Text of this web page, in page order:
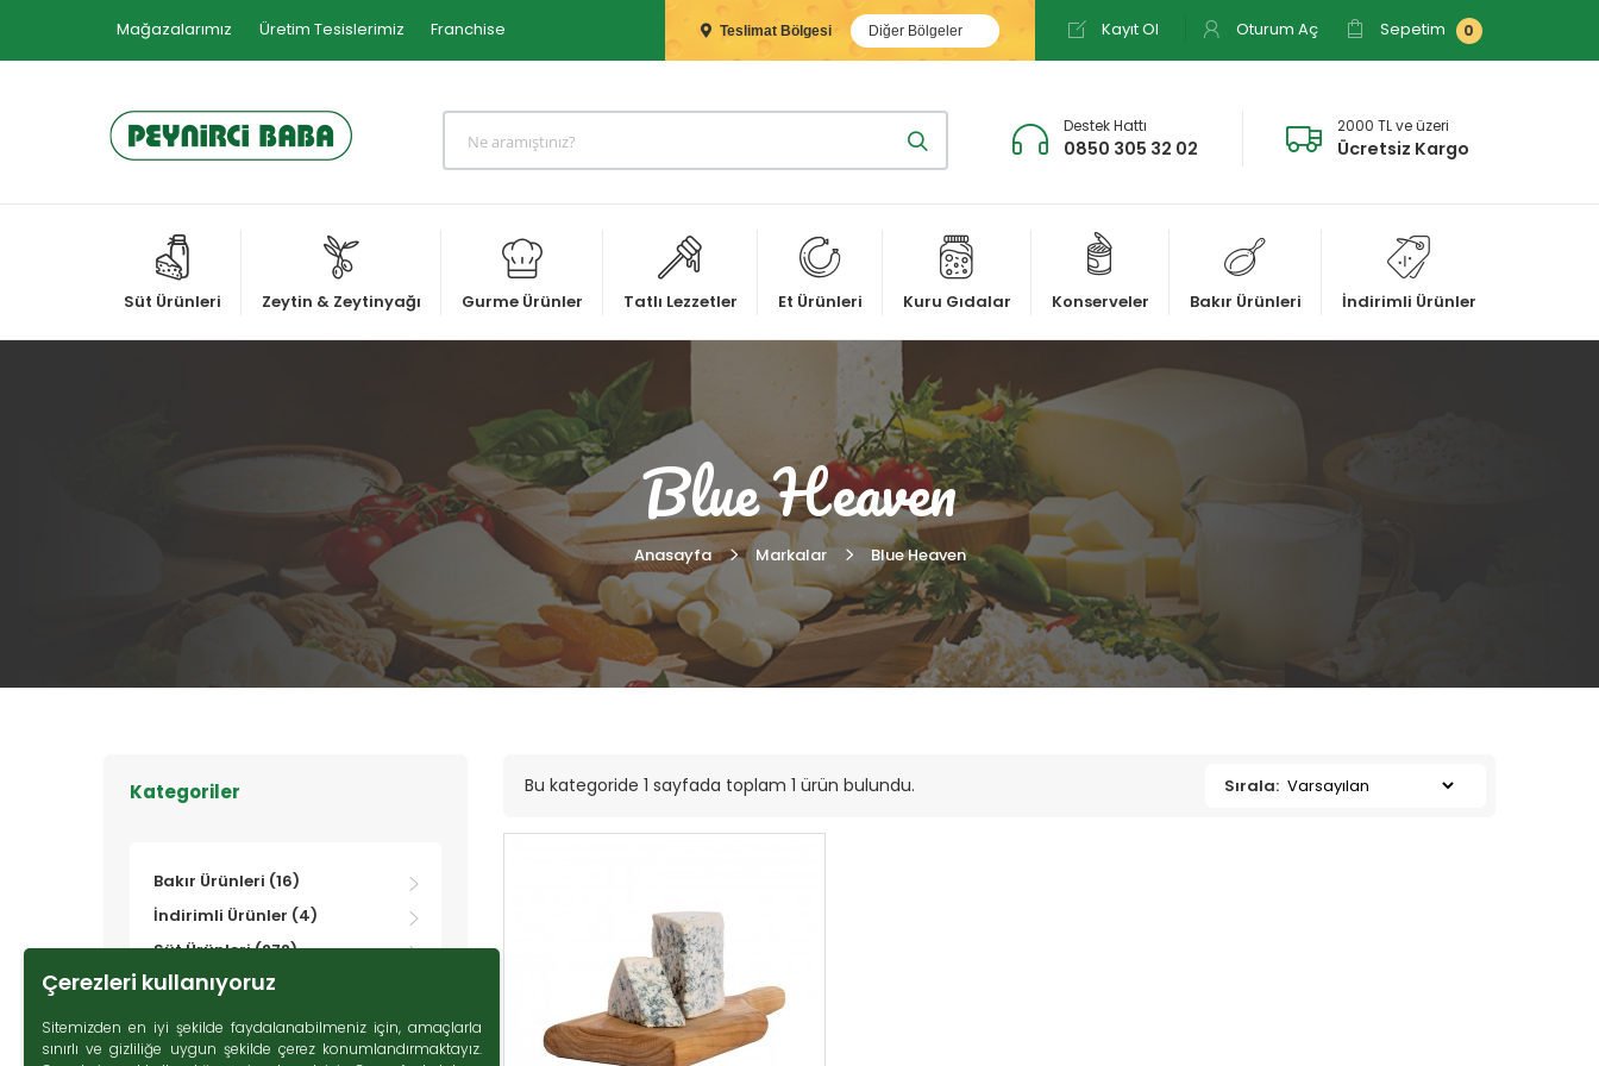
Mağazalarımız Üretim Tesislerimiz Franchise Teslimat Bölgesi Diğer Bölgeler Kayıt Ol Oturum Aç Sepetim 0
Destek Hattı
0850 305 32 02
2000 TL ve üzeri
Ücretsiz Kargo
Süt Ürünleri Zeytin & Zeytinyağı Gurme Ürünler Tatlı Lezzetler Et Ürünleri Kuru Gıdalar Konserveler Bakır Ürünleri İndirimli Ürünler
Blue Heaven
Anasayfa Markalar Blue Heaven
Kategoriler
Bakır Ürünleri (16)
İndirimli Ürünler (4)
Süt Ürünleri (272)
Zeytin (69)
Gurme Ürünler (107)
Tatlı Lezzetler (230)
Bu kategoride 1 sayfada toplam 1 ürün bulundu. Sırala:
Çerezleri kullanıyoruz
Sitemizden en iyi şekilde faydalanabilmeniz için, amaçlarla
sınırlı ve gizliliğe uygun şekilde çerez konumlandırmaktayız.